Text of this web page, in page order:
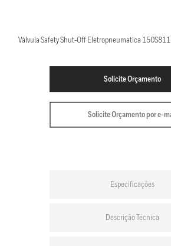
Válvula Safety Shut-Off Eletropneumatica
Solicite Orçamento
Solicite Orçamento por e-
Especificações
Descrição Técnica